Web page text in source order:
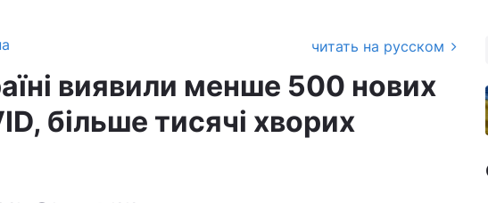
читать на русском
виявили менше 500 нових
більше тисячі хворих